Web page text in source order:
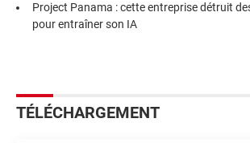
Project Panama : cette entreprise détruit
pour entraîner son IA
TÉLÉCHARGEMENT